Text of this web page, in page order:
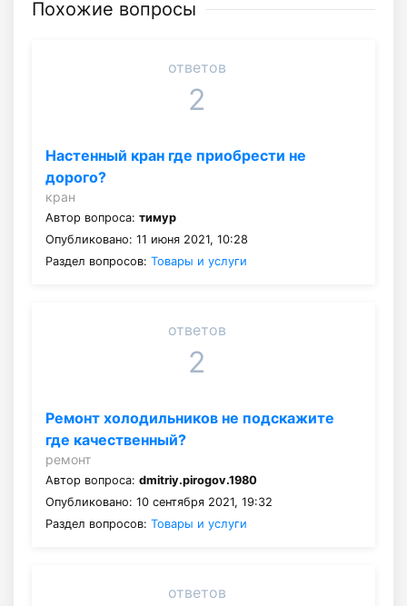
Похожие вопросы
ответов
2
Настенный кран где приобрести не
дорого?
кран
Автор вопроса: тимур
Опубликовано: 11 июня 2021, 10:28
Раздел вопросов: Товары и услуги
ответов
2
Ремонт холодильников не подскажите
где качественный?
ремонт
Автор вопроса: dmitriy.pirogov.1980
Опубликовано: 10 сентября 2021, 19:32
Раздел вопросов: Товары и услуги
ответов